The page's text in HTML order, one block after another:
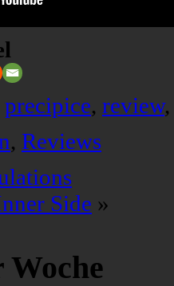
precipice, review
, Reviews
Side »